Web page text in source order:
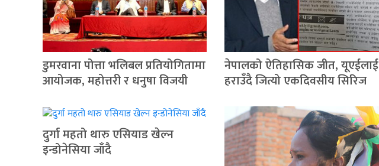
डुमरवाना पोत्ता भलिबल प्रतियोगितामा
आयोजक, महोत्तरी र धनुषा विजयी
नेपालको ऐतिहासिक जीत, यूएईलाई
हराउँदै जित्यो एकदिवसीय सिरिज
दुर्गा महतो थारु एसियाड खेल्न
इन्डोनेसिया जाँदै